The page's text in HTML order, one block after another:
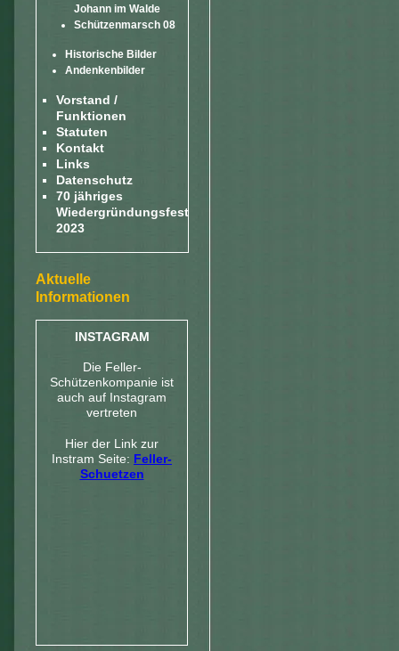
Johann im Walde
Schützenmarsch 08
Historische Bilder
Andenkenbilder
Vorstand /
Funktionen
Statuten
Kontakt
Links
Datenschutz
70 jähriges
Wiedergründungsfest
2023
Aktuelle
Informationen
INSTAGRAM
Die Feller-
Schützenkompanie ist
auch auf Instagram
vertreten
Hier der Link zur
Instram Seite: Feller-
Schuetzen